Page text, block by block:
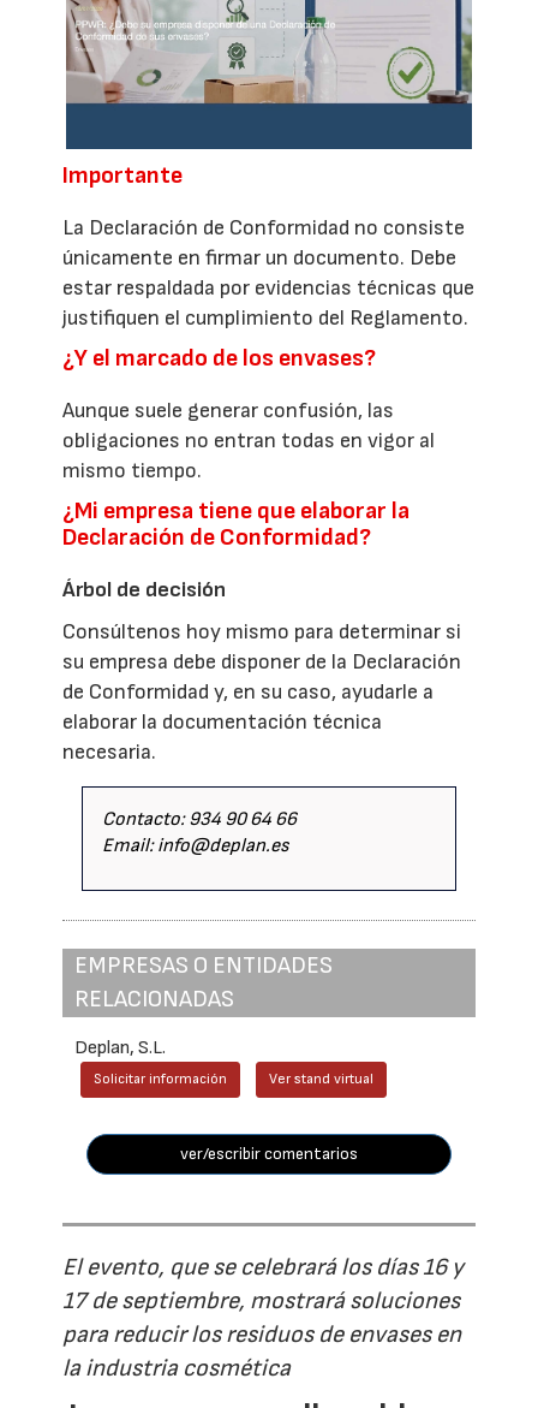
Importante
La Declaración de Conformidad no consiste
únicamente en firmar un documento. Debe
estar respaldada por evidencias técnicas que
justifiquen el cumplimiento del Reglamento.
¿Y el marcado de los envases?
Aunque suele generar confusión, las
obligaciones no entran todas en vigor al
mismo tiempo.
¿Mi empresa tiene que elaborar la
Declaración de Conformidad?
Árbol de decisión
Consúltenos hoy mismo para determinar si
su empresa debe disponer de la Declaración
de Conformidad y, en su caso, ayudarle a
elaborar la documentación técnica
necesaria.
Contacto: 934 90 64 66
Email: info@deplan.es
EMPRESAS O ENTIDADES
RELACIONADAS
Deplan, S.L.
Solicitar información Ver stand virtual
ver/escribir comentarios
El evento, que se celebrará los días 16 y
17 de septiembre, mostrará soluciones
para reducir los residuos de envases en
la industria cosmética